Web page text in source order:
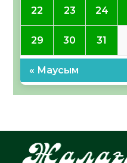
22 23 24
29 30 31
« Маусым